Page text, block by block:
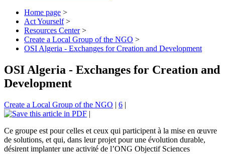
Home page >
Act Yourself >
Resources Center >
Create a Local Group of the NGO >
OSI Algeria - Exchanges for Creation and Development
OSI Algeria - Exchanges for Creation and
Development
Create a Local Group of the NGO | 6 |
|
Ce groupe est pour celles et ceux qui participent à la mise en œuvre
de solutions, et qui, dans leur projet pour une évolution durable,
désirent implanter une activité de l’ONG Objectif Sciences